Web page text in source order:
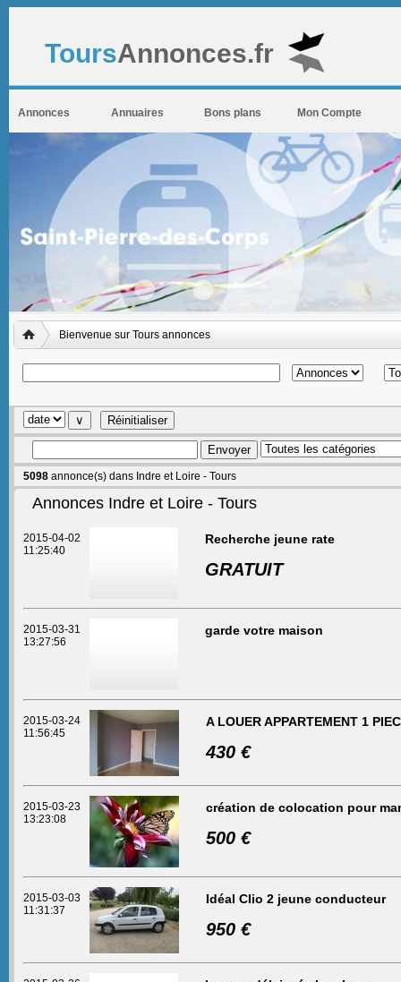
ToursAnnonces.fr
Annonces Annuaires Bons plans Mon Compte
Bienvenue sur Tours annonces
5098 annonce(s) dans Indre et Loire - Tours
Annonces Indre et Loire - Tours
2015-04-02
11:25:40
Recherche jeune rate
GRATUIT
2015-03-31
13:27:56
garde votre maison
2015-03-24
11:56:45
A LOUER APPARTEMENT 1
430 €
2015-03-23
13:23:08
création de colocation pour
500 €
2015-03-03
11:31:37
Idéal Clio 2 jeune conducteur
950 €